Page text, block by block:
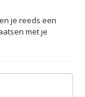
je reeds een
met je